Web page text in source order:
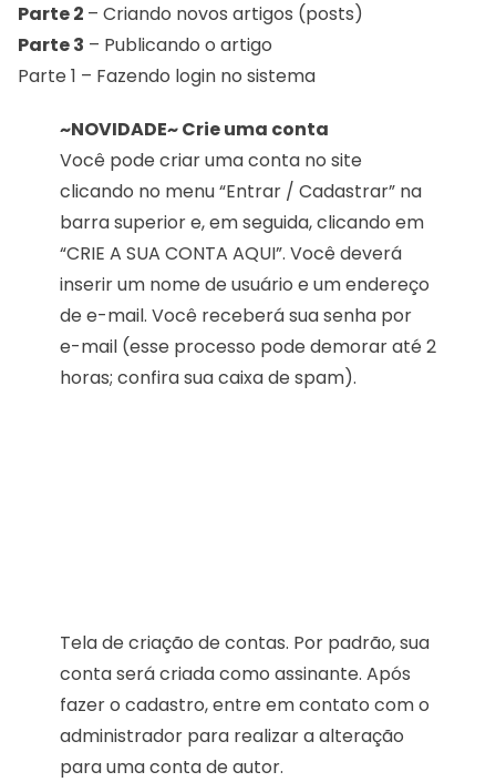
Parte 2 – Criando novos artigos (posts)
Parte 3 – Publicando o artigo
Parte 1 – Fazendo login no sistema
~NOVIDADE~Crie uma conta
Você pode criar uma conta no site
clicando no menu “Entrar / Cadastrar” na
barra superior e, em seguida, clicando em
“CRIE A SUA CONTA AQUI”. Você deverá
inserir um nome de usuário e um endereço
de e-mail. Você receberá sua senha por
e-mail (esse processo pode demorar até 2
horas; confira sua caixa de spam).
Tela de criação de contas. Por padrão, sua
conta será criada como assinante. Após
fazer o cadastro, entre em contato com o
administrador para realizar a alteração
para uma conta de autor.